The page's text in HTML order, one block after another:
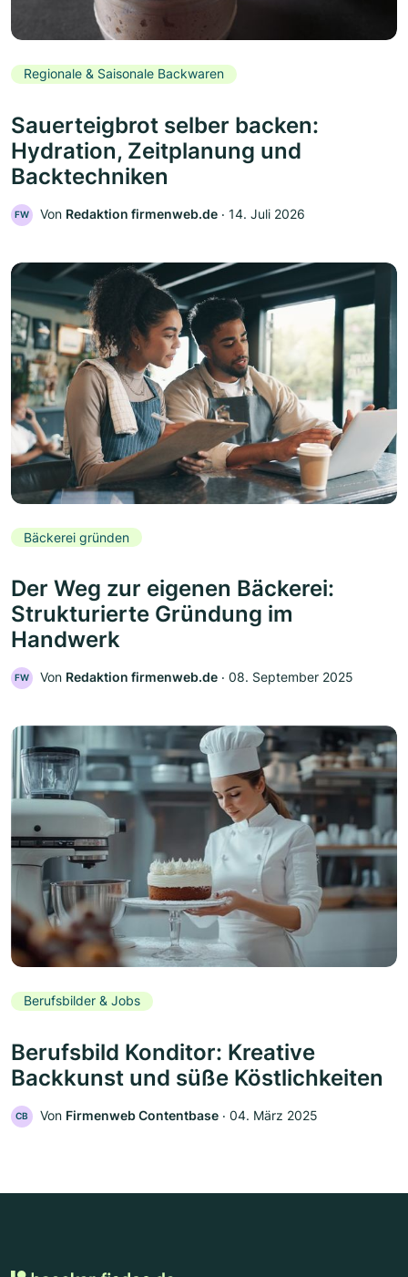
Regionale & Saisonale Backwaren
Sauerteigbrot selber backen:
Hydration, Zeitplanung und
Backtechniken
FW Von Redaktion firmenweb.de ‧ 14. Juli 2026
Bäckerei gründen
Der Weg zur eigenen Bäckerei:
Strukturierte Gründung im
Handwerk
FW Von Redaktion firmenweb.de ‧ 08. September 2025
Berufsbilder & Jobs
Berufsbild Konditor: Kreative
Backkunst und süße Köstlichkeiten
CB Von Firmenweb Contentbase ‧ 04. März 2025